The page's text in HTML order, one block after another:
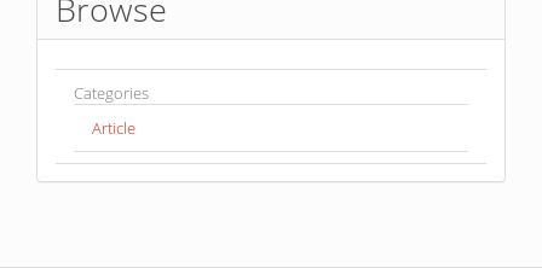
Browse
Categories
Article